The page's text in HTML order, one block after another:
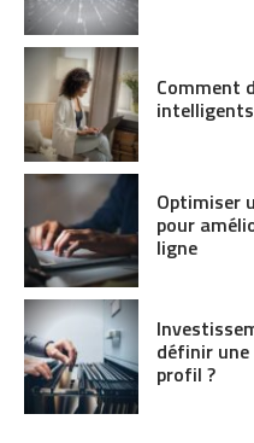
Comment
Optimiser
pour
ligne
définir
profil ?